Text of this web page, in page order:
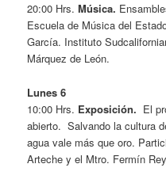
20:00 Hrs.Música.
Escuela de Música del
García. Instituto
Márquez de León.
Lunes 6
10:00 Hrs. Exposición. El
abierto. Salvando la cultura
agua vale más que oro.
Arteche y el Mtro. Fermín